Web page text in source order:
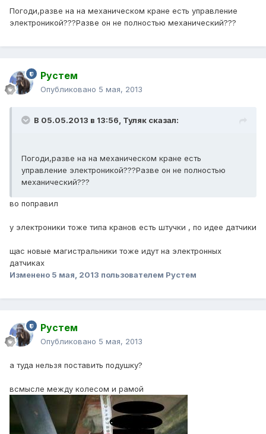
Погоди,разве на на механическом кране есть управление
электроникой???Разве он не полностью механический???
Рустем
Опубликовано 5 мая, 2013
В 05.05.2013 в 13:56, Туляк сказал:
Погоди,разве на на механическом кране есть
управление электроникой???Разве он не полностью
механический???
во поправил
у электроники тоже типа кранов есть штучки , по идее датчики
щас новые магистральники тоже идут на электронных
датчиках
Изменено 5 мая, 2013 пользователем Рустем
Рустем
Опубликовано 5 мая, 2013
а туда нельзя поставить подушку?
всмысле между колесом и рамой